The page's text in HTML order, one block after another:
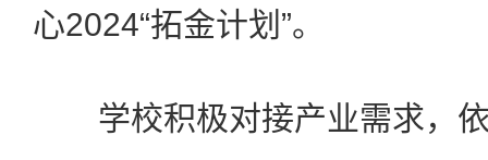
心2024“拓金计划”。
学校积极对接产业需求，依